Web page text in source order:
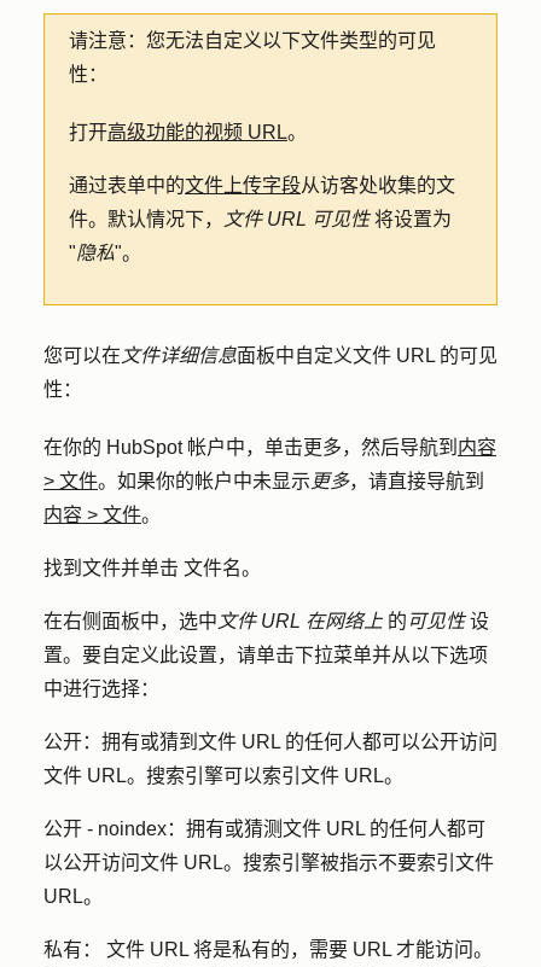
请注意： 您无法自定义以下文件类型的可见
性：
打开高级功能的视频 URL。
通过表单中的文件上传字段从访客处收集的文
件。默认情况下，
文件 URL 可见性将设置为
"隐私"。
您可以在 文件详细信息面板中自定义文件 URL 的可见
性：
在你的 HubSpot 帐户中，单击更多，然后导航到 内容
> 文件。如果你的帐户中未显示 更多，请直接导航到
内容 > 文件。
找到文件并单击 文件名。
在右侧面板中，选中 文件 URL 在网络上 的 可见性设
置。要自定义此设置，请单击下拉菜单并从以下选项
中进行选择：
公开： 拥有或猜到文件 URL 的任何人都可以公开访问
文件 URL。搜索引擎可以索引文件 URL。
公开 - noindex： 拥有或猜测文件 URL 的任何人都可
以公开访问文件 URL。搜索引擎被指示不要索引文件
URL。
私有：
文件 URL 将是私有的，需要 URL 才能访问。